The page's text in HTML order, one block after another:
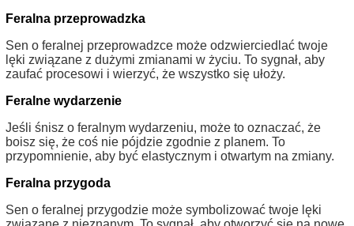
Feralna przeprowadzka
Sen o feralnej przeprowadzce może odzwierciedlać twoje
lęki związane z dużymi zmianami w życiu. To sygnał, aby
zaufać procesowi i wierzyć, że wszystko się ułoży.
Feralne wydarzenie
Jeśli śnisz o feralnym wydarzeniu, może to oznaczać, że
boisz się, że coś nie pójdzie zgodnie z planem. To
przypomnienie, aby być elastycznym i otwartym na zmiany.
Feralna przygoda
Sen o feralnej przygodzie może symbolizować twoje lęki